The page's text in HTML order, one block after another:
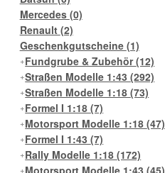
Mercedes (0)
Renault (2)
Geschenkgutscheine (1)
Fundgrube & Zubehör(12)
Straßen Modelle 1:43(292)
Straßen Modelle 1:18(73)
Formel I 1:18(7)
Motorsport Modelle 1:18(47)
Formel I 1:43(7)
Rally Modelle 1:18(172)
Motorsport Modelle 1:43(45)